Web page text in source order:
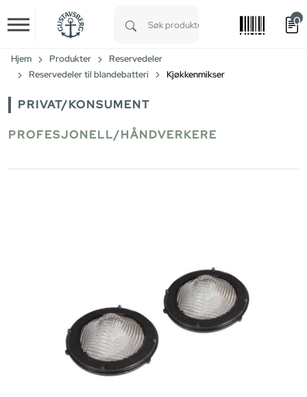
Skip to main content
0
Hjem Produkter
Reservedeler
Reservedeler til blandebatteri
Kjøkkenmikser
PRIVAT/KONSUMENT
PROFESJONELL/HÅNDVERKERE